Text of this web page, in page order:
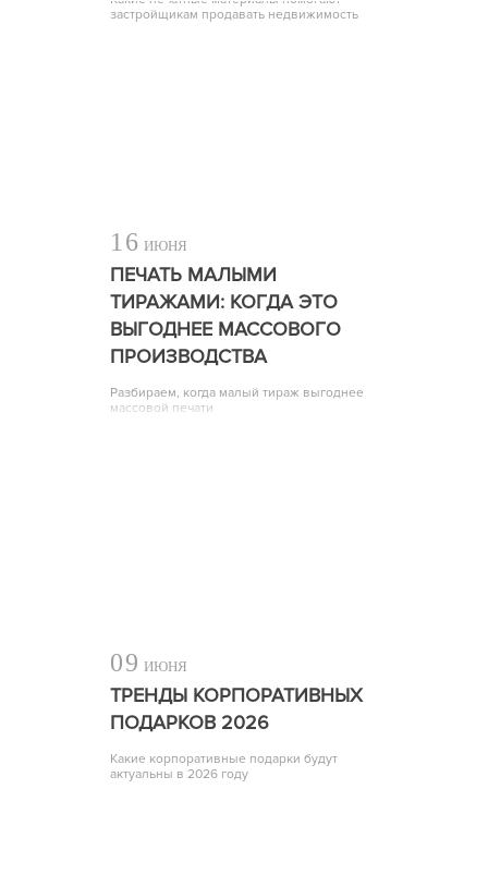
застройщикам продавать недвижимость
16 ИЮНЯ
ПЕЧАТЬ МАЛЫМИ
ТИРАЖАМИ: КОГДА ЭТО
ВЫГОДНЕЕ МАССОВОГО
ПРОИЗВОДСТВА
Разбираем, когда малый тираж выгоднее
массовой печати
09 ИЮНЯ
ТРЕНДЫ КОРПОРАТИВНЫХ
ПОДАРКОВ 2026
Какие корпоративные подарки будут
актуальны в 2026 году